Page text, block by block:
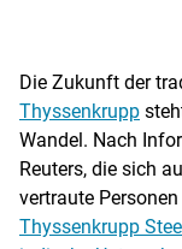
Die Zukunft der
Thyssenkrupp
Wandel. Nach
Reuters, die sich
vertraute
Thyssenkrupp